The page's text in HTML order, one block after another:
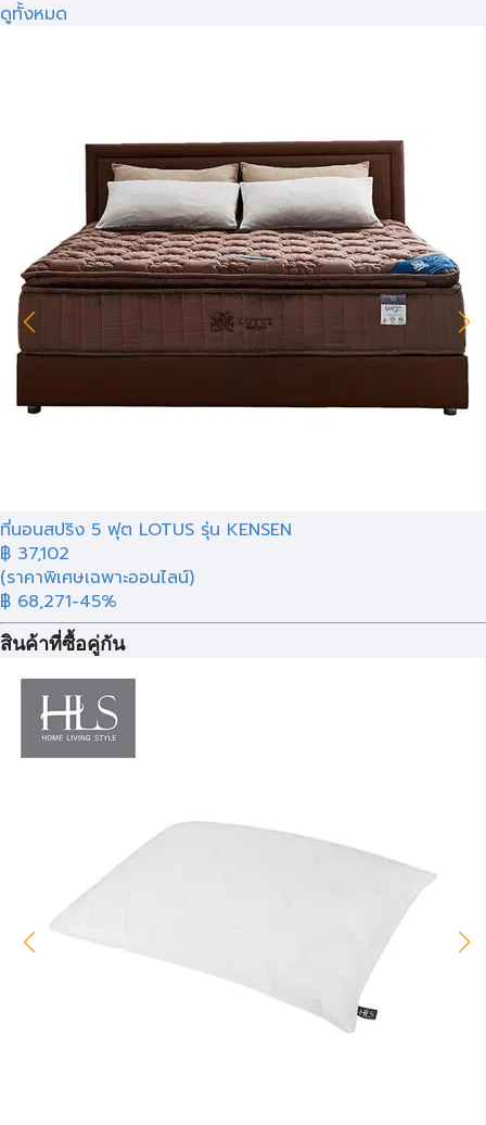
ดูทั้งหมด
ที่นอนสปริง 5 ฟุต LOTUS รุ่น KENSEN
฿ 37,102
(ราคาพิเศษเฉพาะออนไลน์)
฿ 68,271-45%
สินค้าที่ซื้อคู่กัน